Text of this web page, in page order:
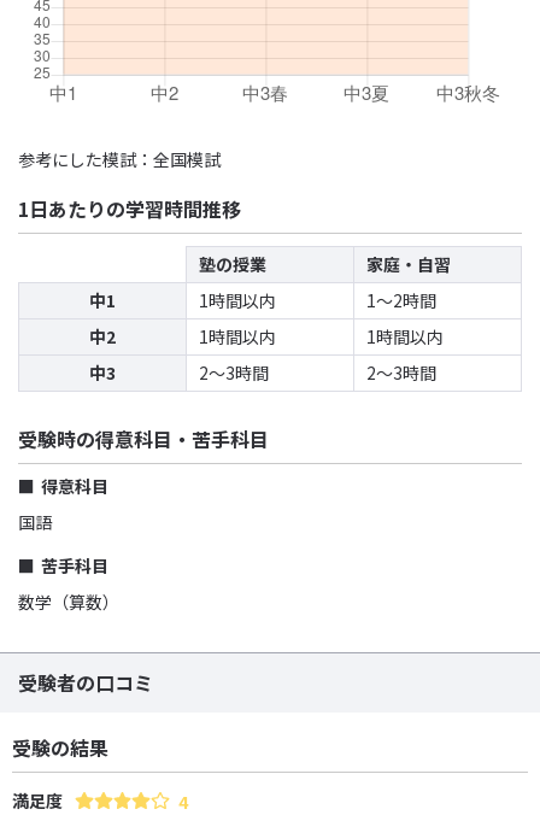
参考にした模試：全国模試
1日あたりの学習時間推移
塾の授業
家庭・自習
中1
1時間以内
1〜2時間
中2
1時間以内
1時間以内
中3
2〜3時間 2〜3時間
受験時の得意科目・苦手科目
得意科目
国語
苦手科目
数学（算数）
受験者の口コミ
受験の結果
満足度
4